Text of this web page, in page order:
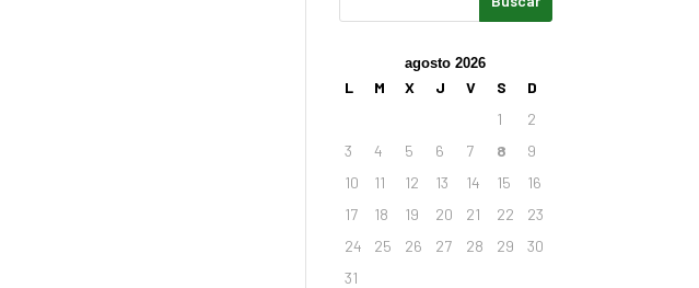
agosto 2026
L M X J V S
D
1
2
3
4 5 6 7 8
9
10
11 12 13 14 15
16
17
18 19 20 21 22
23
24
25 26 27 28 29
30
31